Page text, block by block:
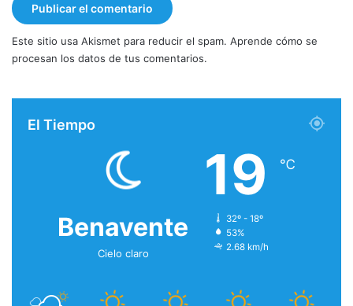
Este sitio usa Akismet para reducir el spam. Aprende cómo se
procesan los datos de tus comentarios.
El Tiempo
Benavente
Cielo claro
19 ℃
32º - 18º
53%
2.68 km/h